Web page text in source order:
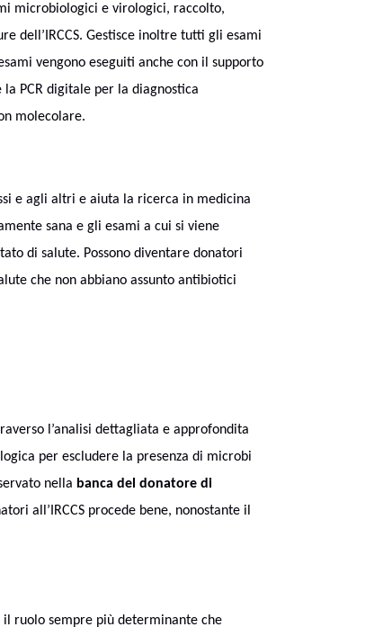
microbiologici e virologici, raccolto,
dell’IRCCS. Gestisce inoltre tutti gli esami
vengono eseguiti anche con il supporto
PCR digitale per la diagnostica
molecolare.
e agli altri e aiuta la ricerca in medicina
sana e gli esami a cui si viene
di salute. Possono diventare donatori
che non abbiano assunto antibiotici
l’analisi dettagliata e approfondita
per escludere la presenza di microbi
nella banca del donatore di
all’IRCCS procede bene, nonostante il
il ruolo sempre più determinante che